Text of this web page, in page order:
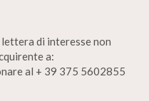
di interesse non
a:
al + 39 375 5602855